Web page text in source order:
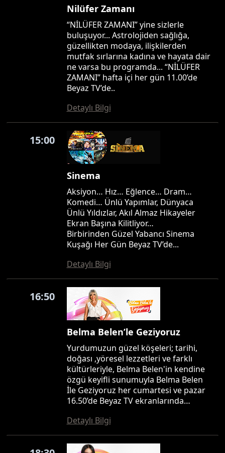
Nilüfer Zamanı
“NİLÜFER ZAMANI” yine sizlerle
buluşuyor... Astrolojiden sağlığa,
güzellikten modaya, ilişkilerden
mutfak sırlarına kadına ve hayata dair
ne varsa bu programda... “NİLÜFER
ZAMANI” hafta içi her gün 11.00’de
Beyaz TV’de..
Detaylı Bilgi
15:00
Sinema
Aksiyon… Hız… Eğlence… Dram…
Komedi… Ünlü Yapımlar, Dünyaca
Ünlü Yıldızlar, Akıl Almaz Hikayeler
Ekran Başına Kilitliyor…
Birbirinden Güzel Yabancı Sinema
Kuşağı Her Gün Beyaz TV’de...
Detaylı Bilgi
16:50
Belma Belen’le Geziyoruz
Yurdumuzun güzel köşeleri; tarihi,
doğası ,yöresel lezzetleri ve farklı
kültürleriyle, Belma Belen'in kendine
özgü keyifli sunumuyla Belma Belen
İle Geziyoruz her cumartesi ve pazar
16.50’de Beyaz TV ekranlarında…
Detaylı Bilgi